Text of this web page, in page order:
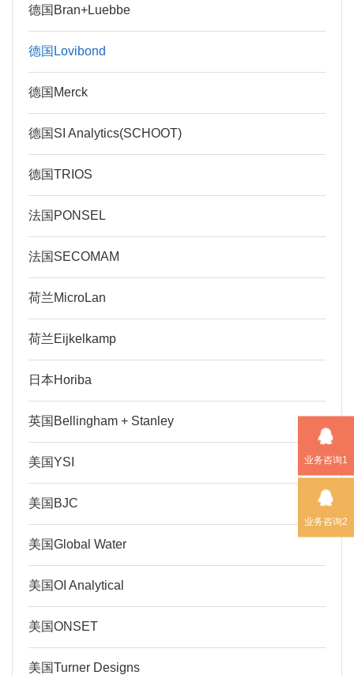
业务咨询1
业务咨询2
德国Bran+Luebbe
德国Lovibond
德国Merck
德国SI Analytics(SCHOOT)
德国TRIOS
法国PONSEL
法国SECOMAM
荷兰MicroLan
荷兰Eijkelkamp
日本Horiba
英国Bellingham + Stanley
美国YSI
美国BJC
美国Global Water
美国OI Analytical
美国ONSET
美国Turner Designs